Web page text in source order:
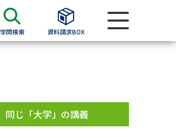
学問検索 資料請求BOX
同じ「大学」の講義